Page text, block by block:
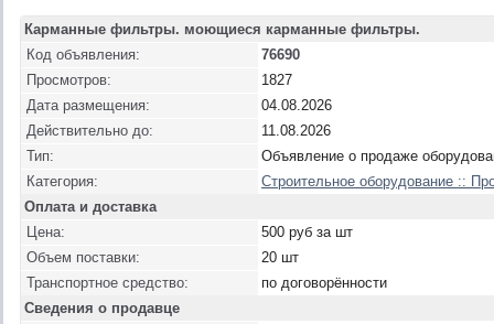
Карманные фильтры. моющиеся карманные фильтры.
Код объявления:
76690
Просмотров:
1827
Дата размещения:
04.08.2026
Действительно до:
11.08.2026
Тип:
Объявление о продаже
Категория:
Строительное оборудование ::
Оплата и доставка
Цена:
500 руб за шт
Объем поставки:
20 шт
Транспортное средство:
по договорённости
Сведения о продавце